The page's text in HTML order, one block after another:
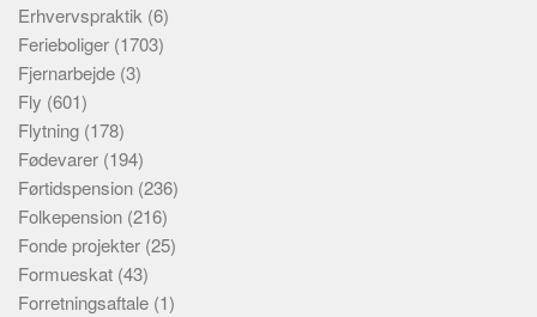
Erhvervspraktik (6)
Ferieboliger (1703)
Fjernarbejde (3)
Fly (601)
Flytning (178)
Fødevarer (194)
Førtidspension (236)
Folkepension (216)
Fonde projekter (25)
Formueskat (43)
Forretningsaftale (1)